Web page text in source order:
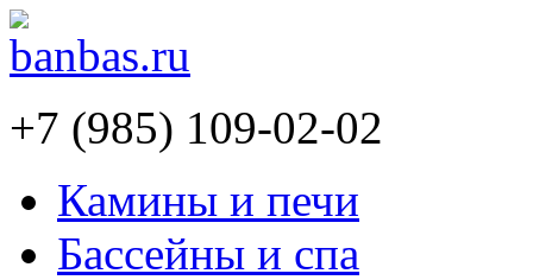
+7 (985) 109-02-02
Камины и печи
Бассейны и спа